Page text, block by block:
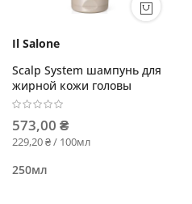
Il Salone
Scalp System шампунь для
жирной кожи головы
573,00 ₴
229,20 ₴ / 100мл
250мл